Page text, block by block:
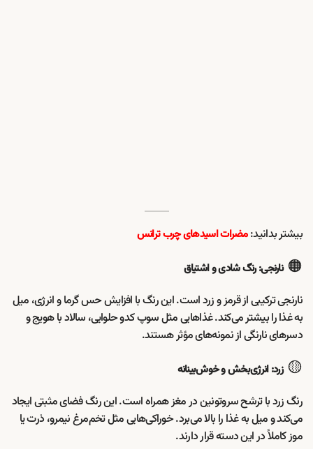
بیشتر بدانید:مضرات اسیدهای چرب ترانس
🟠نارنجی: رنگ شادی و اشتیاق
نارنجی ترکیبی از قرمز و زرد است. این رنگ با افزایش حس گرما و انرژی، میل
به غذا را بیشتر می‌کند. غذاهایی مثل سوپ کدو حلوایی، سالاد با هویج و
دسرهای نارنگی از نمونه‌های مؤثر هستند.
🟡زرد: انرژی‌بخش و خوش‌بینانه
رنگ زرد با ترشح سروتونین در مغز همراه است. این رنگ فضای مثبتی ایجاد
می‌کند و میل به غذا را بالا می‌برد. خوراکی‌هایی مثل تخم‌مرغ نیمرو، ذرت یا
موز کاملاً در این دسته قرار دارند.